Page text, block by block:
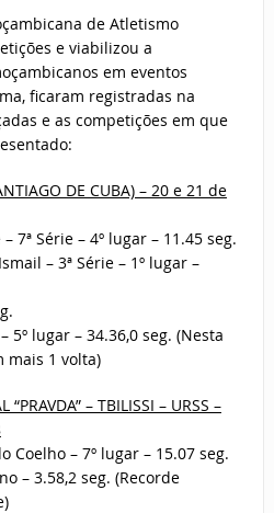
de Atletismo
e viabilizou a
em eventos
ficaram registradas na
e as competições em que
DE CUBA) – 20 e 21 de
7ª Série – 4º lugar – 11.45 seg.
– 3ª Série – 1º lugar –
5º lugar – 34.36,0 seg. (Nesta
mais 1 volta)
– TBILISSI – URSS –
Coelho – 7º lugar – 15.07 seg.
– 3.58,2 seg. (Recorde